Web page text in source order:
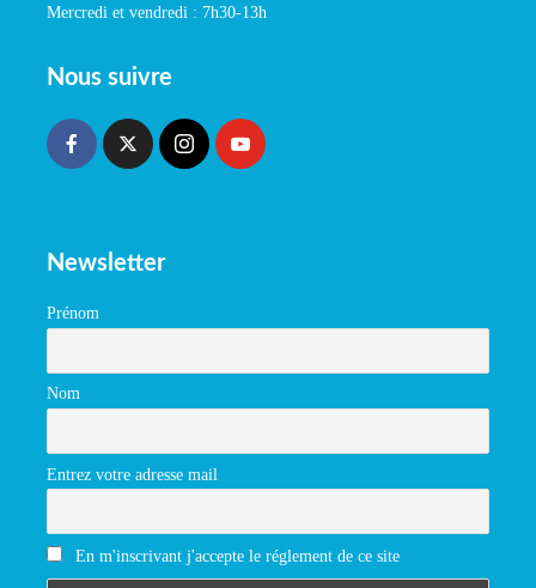
Mercredi et vendredi : 7h30-13h
Nous suivre
Newsletter
Prénom
Nom
Entrez votre adresse mail
En m'inscrivant j'accepte le réglement de ce site